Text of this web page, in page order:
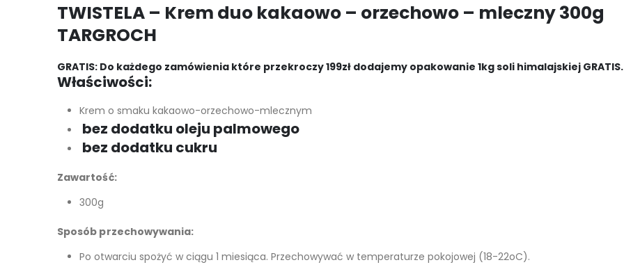
TWISTELA – Krem duo kakaowo – orzechowo – mleczny 300g
TARGROCH
GRATIS: Do każdego zamówienia które przekroczy 199zł dodajemy opakowanie 1kg soli himalajskiej GRATIS.
Właściwości:
Krem o smaku kakaowo-orzechowo-mlecznym
bez dodatku oleju palmowego
bez dodatku cukru
Zawartość:
300g
Sposób przechowywania:
Po otwarciu spożyć w ciągu 1 miesiąca. Przechowywać w temperaturze pokojowej (18-22oC).